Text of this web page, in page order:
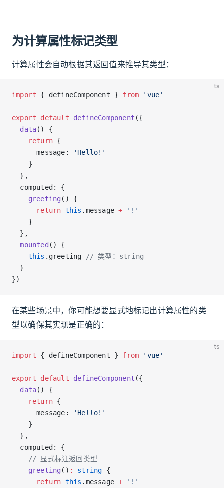
为计算属性标记类型
计算属性会自动根据其返回值来推导其类型：
ts
import { defineComponent } from 'vue'
export default defineComponent ({
  data
() {
    return
{
      message:
'Hello!'
    }
  },
  computed: {
    greeting
() {
      return
this .message + '!'
    }
  },
  mounted
() {
    this
.greeting
// 类型：string
  }
})
在某些场景中，你可能想要显式地标记出计算属性的类
型以确保其实现是正确的：
ts
import { defineComponent } from 'vue'
export default defineComponent ({
  data
() {
    return
{
      message:
'Hello!'
    }
  },
  computed: {
    // 显式标注返回类型
    greeting
() : string {
      return
this .message + '!'